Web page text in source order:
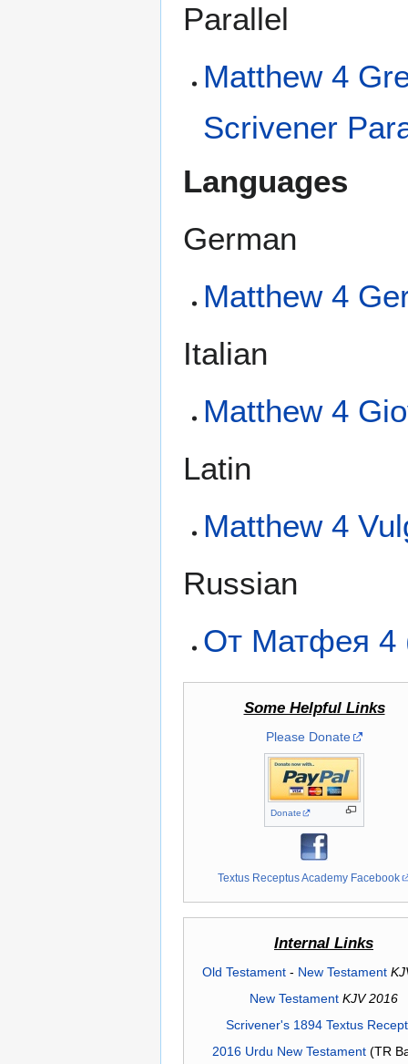
Parallel
Matthew 4
Scrivener
Languages
German
Matthew 4
Italian
Matthew 4
Latin
Matthew 4
Russian
От Матфея 4
Some Helpful Links
Please Donate
Donate
Textus Receptus Academy Facebook
Internal Links
Old Testament- New Testament
New Testament KJV 2016
Scrivener's 1894 Textus
2016 Urdu New Testament(TR